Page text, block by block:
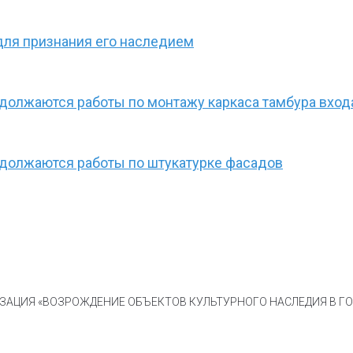
признания его наследием
работы по монтажу каркаса тамбура
работы по штукатурке фасадов
«ВОЗРОЖДЕНИЕ ОБЪЕКТОВ КУЛЬТУРНОГО НАСЛЕДИЯ В